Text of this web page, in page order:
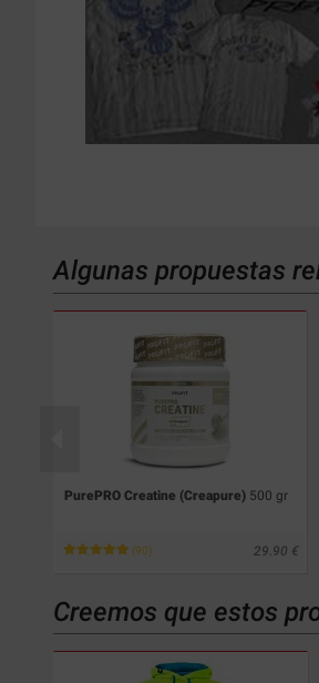
Algunas propuestas
PurePRO Creatine (Creapure) 500 gr
(90) 29.90
Creemos que estos